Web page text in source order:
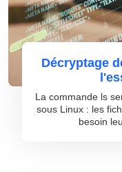
Décryptage
La commande ls
sous Linux : les
besoin